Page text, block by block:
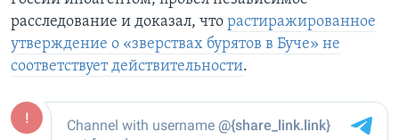
расследование и доказал, что растиражированное
утверждение о «зверствах бурятов в Буче» не
соответствует действительности.